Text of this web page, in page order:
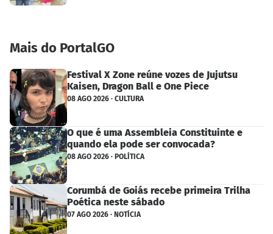
Mais do PortalGO
Festival X Zone reúne vozes de Jujutsu
Kaisen, Dragon Ball e One Piece
08 AGO 2026 · CULTURA
O que é uma Assembleia Constituinte e
quando ela pode ser convocada?
08 AGO 2026 · POLÍTICA
Corumbá de Goiás recebe primeira Trilha
Poética neste sábado
07 AGO 2026 · NOTÍCIA